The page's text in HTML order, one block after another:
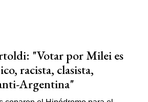
"Votar por Milei es
racista, clasista,
Argentina"